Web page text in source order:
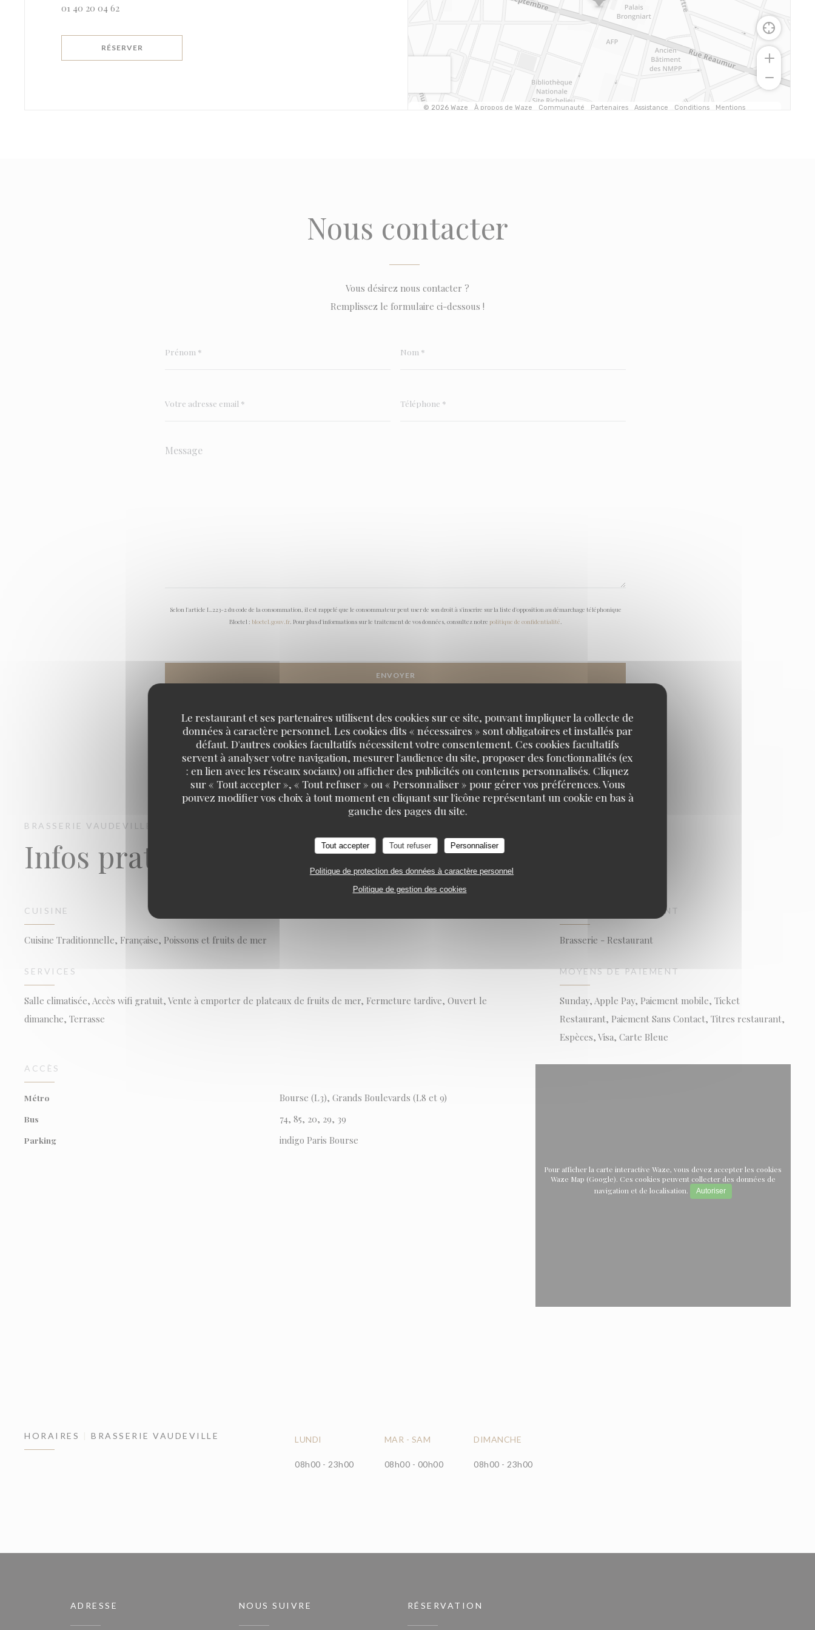
Le restaurant et ses partenaires utilisent des cookies sur ce site, pouvant impliquer la collecte de
données à caractère personnel. Les cookies dits « nécessaires » sont obligatoires et installés par
défaut. D'autres cookies facultatifs nécessitent votre consentement. Ces cookies facultatifs
servent à analyser votre navigation, mesurer l'audience du site, proposer des fonctionnalités (ex
: en lien avec les réseaux sociaux) ou afficher des publicités ou contenus personnalisés. Cliquez
sur « Tout accepter », « Tout refuser » ou « Personnaliser » pour gérer vos préférences. Vous
pouvez modifier vos choix à tout moment en cliquant sur l'icône représentant un cookie en bas à
gauche des pages du site.
Tout accepter Tout refuser Personnaliser
Politique de protection des données à caractère personnel
Politique de gestion des cookies
01 40 20 04 62
RÉSERVER
Nous contacter
Vous désirez nous contacter ?
Remplissez le formulaire ci-dessous !
Selon l'article L.223-2 du code de la consommation, il est rappelé que le consommateur peut user de son droit à s'inscrire sur la liste d'opposition au démarchage téléphonique
Bloctel : bloctel.gouv.fr. Pour plus d'informations sur le traitement de vos données, consultez notre politique de confidentialité.
BRASSERIE VAUDEVILLE
Infos pratiques
CUISINE
Cuisine Traditionnelle, Française, Poissons et fruits de mer
TYPE DE RESTAURANT
Brasserie - Restaurant
SERVICES
Salle climatisée, Accès wifi gratuit, Vente à emporter de plateaux de fruits de mer, Fermeture tardive, Ouvert le
dimanche, Terrasse
MOYENS DE PAIEMENT
Sunday, Apple Pay, Paiement mobile, Ticket
Restaurant, Paiement Sans Contact, Titres restaurant,
Espèces, Visa, Carte Bleue
ACCÈS
Métro Bourse (L3), Grands Boulevards (L8 et 9)
Bus 74, 85, 20, 29, 39
Parking indigo Paris Bourse
Pour afficher la carte interactive Waze, vous devez accepter les cookies
Waze Map (Google). Ces cookies peuvent collecter des données de
navigation et de localisation.
Autoriser
HORAIRES BRASSERIE VAUDEVILLE LUNDI
08h00 - 23h00
MAR - SAM
08h00 - 00h00
DIMANCHE
08h00 - 23h00
ADRESSE NOUS SUIVRE RÉSERVATION